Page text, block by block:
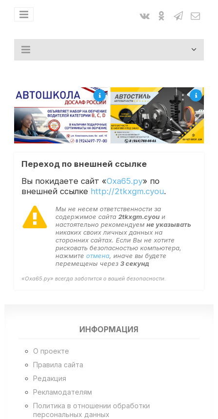
Переход по внешней ссылке
Вы покидаете сайт «Оха65.ру» по
внешней ссылке http://2tkxgm.cyou.
Мы не несем ответственности за
содержимое сайта 2tkxgm.cyouи
настоятельно рекомендуем не указывать
никаких своих личных данных на
сторонних сайтах. Если Вы не хотите
рисковать безопасностью компьютера,
нажмите отмена, иначе вы будете
перемещены через 3секунд
«Оха65.ру» всегда заботится о вашей безопасности.
ИНФОРМАЦИЯ
О проекте
Правила сайта
Редакция
Рекламодателям
Политика в отношении обработки
персональных данных